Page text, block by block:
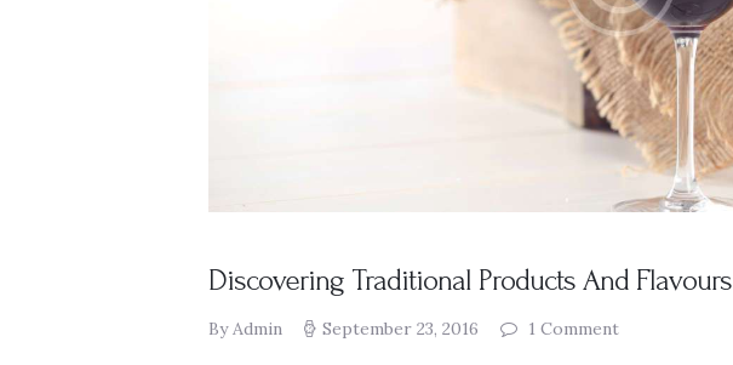
Discovering Traditional Products And Flavours
By Admin September 23, 2016 1 Comment